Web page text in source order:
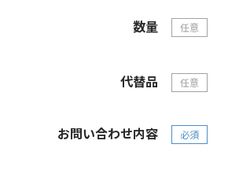
数量 任意
代替品 任意
お問い合わせ内容 必須